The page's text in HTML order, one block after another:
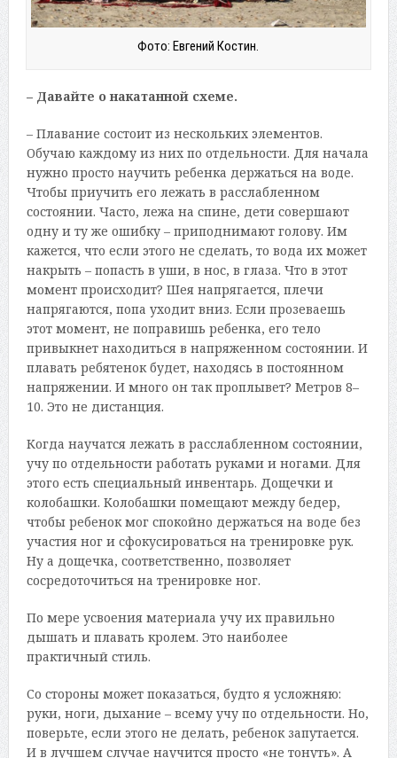
Фото: Евгений Костин.
– Давайте о накатанной схеме.
– Плавание состоит из нескольких элементов.
Обучаю каждому из них по отдельности. Для начала
нужно просто научить ребенка держаться на воде.
Чтобы приучить его лежать в расслабленном
состоянии. Часто, лежа на спине, дети совершают
одну и ту же ошибку – приподнимают голову. Им
кажется, что если этого не сделать, то вода их может
накрыть – попасть в уши, в нос, в глаза. Что в этот
момент происходит? Шея напрягается, плечи
напрягаются, попа уходит вниз. Если прозеваешь
этот момент, не поправишь ребенка, его тело
привыкнет находиться в напряженном состоянии. И
плавать ребятенок будет, находясь в постоянном
напряжении. И много он так проплывет? Метров 8–
10. Это не дистанция.
Когда научатся лежать в расслабленном состоянии,
учу по отдельности работать руками и ногами. Для
этого есть специальный инвентарь. Дощечки и
колобашки. Колобашки помещают между бедер,
чтобы ребенок мог спокойно держаться на воде без
участия ног и сфокусироваться на тренировке рук.
Ну а дощечка, соответственно, позволяет
сосредоточиться на тренировке ног.
По мере усвоения материала учу их правильно
дышать и плавать кролем. Это наиболее
практичный стиль.
Со стороны может показаться, будто я усложняю:
руки, ноги, дыхание – всему учу по отдельности. Но,
поверьте, если этого не делать, ребенок запутается.
И в лучшем случае научится просто «не тонуть». А